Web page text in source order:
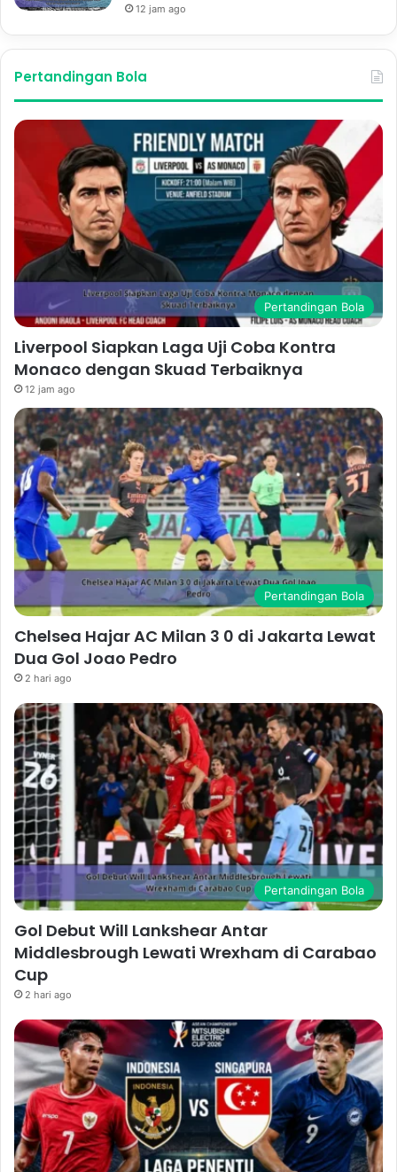
12 jam ago
Pertandingan Bola
Pertandingan Bola
Liverpool Siapkan Laga Uji Coba Kontra
Monaco dengan Skuad Terbaiknya
12 jam ago
Pertandingan Bola
Chelsea Hajar AC Milan 3 0 di Jakarta Lewat
Dua Gol Joao Pedro
2 hari ago
Pertandingan Bola
Gol Debut Will Lankshear Antar
Middlesbrough Lewati Wrexham di Carabao
Cup
2 hari ago